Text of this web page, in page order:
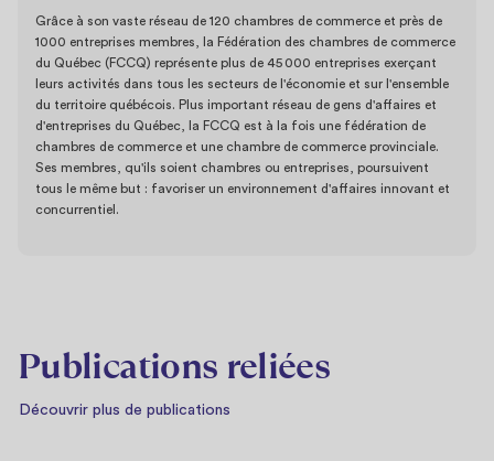
Grâce à son vaste réseau de 120 chambres de commerce et près de
1000 entreprises membres, la Fédération des chambres de commerce
du Québec (FCCQ) représente plus de 45 000 entreprises exerçant
leurs activités dans tous les secteurs de l'économie et sur l'ensemble
du territoire québécois. Plus important réseau de gens d'affaires et
d'entreprises du Québec, la FCCQ est à la fois une fédération de
chambres de commerce et une chambre de commerce provinciale.
Ses membres, qu'ils soient chambres ou entreprises, poursuivent
tous le même but : favoriser un environnement d'affaires innovant et
concurrentiel.
Publications reliées
Découvrir plus de publications